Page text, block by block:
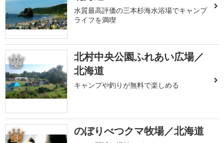
水質最高評価の三本杉海水浴場でキャンプ
ライフを満喫
2
北村中央公園ふれあい広場／
北海道
キャンプや釣りが無料で楽しめる
3 のぼりべつクマ牧場／北海道